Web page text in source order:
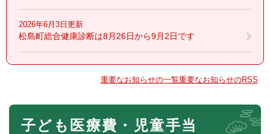
2026年6月3日更新
松島町総合健康診断は8月26日から9月2日です
重要なお知らせの一覧重要なお知らせのRSS
本
子ども医療費・児童手当